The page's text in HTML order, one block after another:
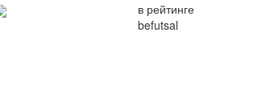
в рейтинге
befutsal